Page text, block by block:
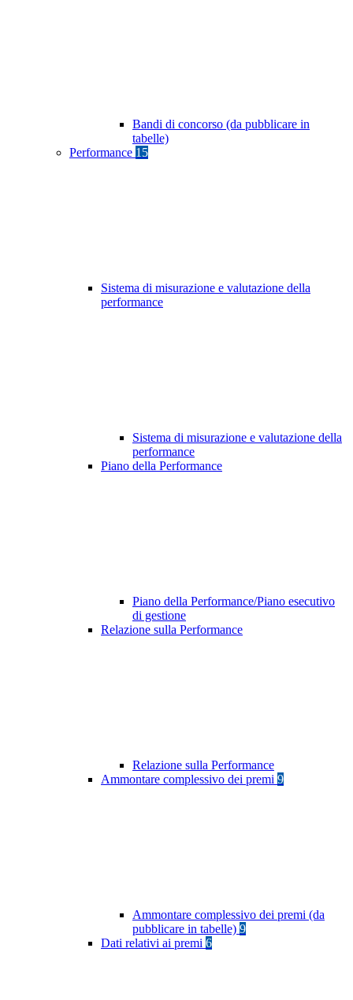
Bandi di concorso (da pubblicare in
tabelle)
Performance 15
Sistema di misurazione e valutazione della
performance
Sistema di misurazione e valutazione della
performance
Piano della Performance
Piano della Performance/Piano esecutivo
di gestione
Relazione sulla Performance
Relazione sulla Performance
Ammontare complessivo dei premi 9
Ammontare complessivo dei premi (da
pubblicare in tabelle) 9
Dati relativi ai premi 6